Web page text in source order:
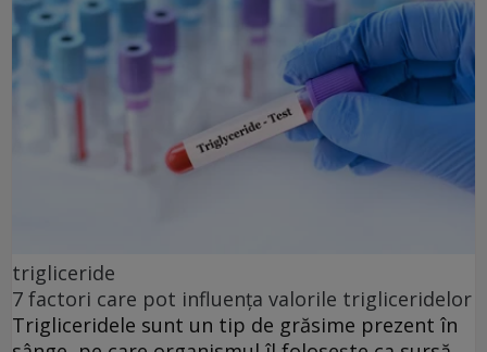
trigliceride
7 factori care pot influența valorile trigliceridelor
Trigliceridele sunt un tip de grăsime prezent în